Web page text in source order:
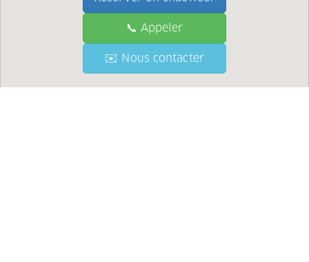
📞 Call
✉️ Contact Us
📞 Appeler
✉️ Nous contacter